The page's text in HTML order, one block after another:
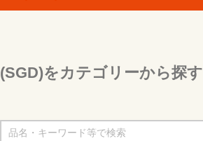
をカテゴリーから探す